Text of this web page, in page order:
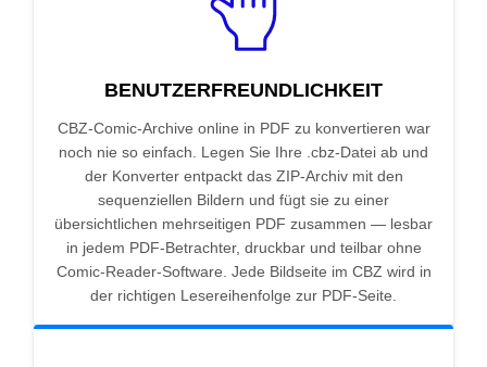
BENUTZERFREUNDLICHKEIT
CBZ-Comic-Archive online in PDF zu konvertieren war
noch nie so einfach. Legen Sie Ihre .cbz-Datei ab und
der Konverter entpackt das ZIP-Archiv mit den
sequenziellen Bildern und fügt sie zu einer
übersichtlichen mehrseitigen PDF zusammen — lesbar
in jedem PDF-Betrachter, druckbar und teilbar ohne
Comic-Reader-Software. Jede Bildseite im CBZ wird in
der richtigen Lesereihenfolge zur PDF-Seite.